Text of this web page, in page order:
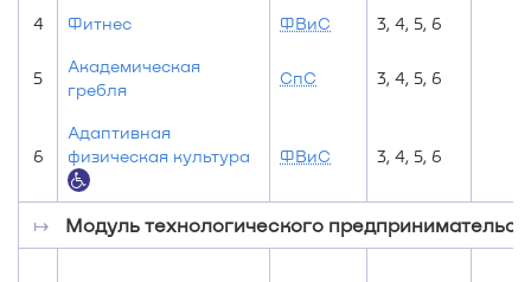
4 Фитнес ФВиС 3, 4, 5, 6
5
Академическая
гребля
СпС 3, 4, 5, 6
6
Адаптивная
физическая культура
ФВиС 3, 4, 5, 6
↦ Модуль технологического